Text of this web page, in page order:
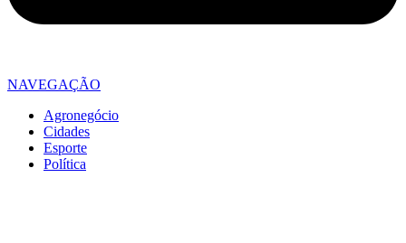
NAVEGAÇÃO
Agronegócio
Cidades
Esporte
Política